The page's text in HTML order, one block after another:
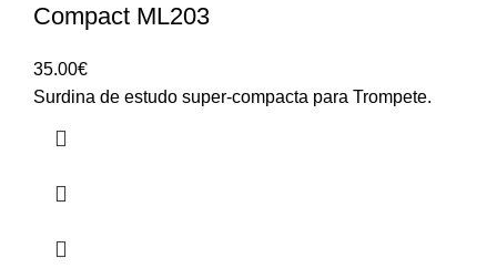
Compact ML203
35.00€
Surdina de estudo super-compacta para Trompete.